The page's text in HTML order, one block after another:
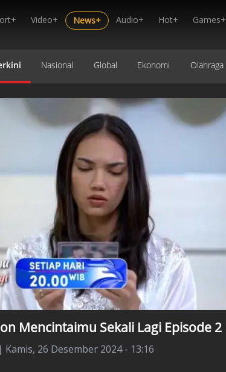
Video+ News+ Audio+ Hot+ Games+
Nasional Global Ekonomi Olahraga
Mencintaimu Sekali Lagi Episode 2
Kamis, 26 Desember 2024 - 13:16